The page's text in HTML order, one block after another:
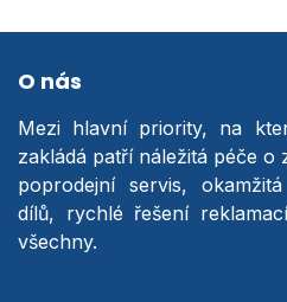
O nás
Mezi hlavní priority, na
zakládá patří náležitá péče o
poprodejní servis,
dílů, rychlé řešení
všechny.